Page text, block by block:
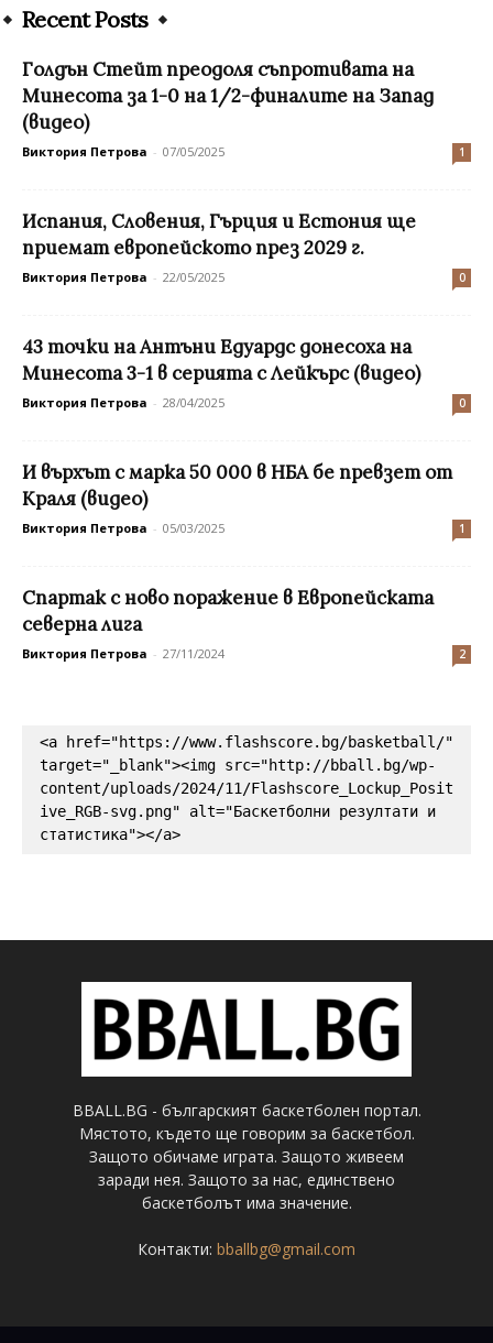
Recent Posts
Голдън Стейт преодоля съпротивата на
Минесота за 1-0 на 1/2-финалите на Запад
(видео)
Виктория Петрова - 07/05/2025 1
Испания, Словения, Гърция и Естония ще
приемат европейското през 2029 г.
Виктория Петрова - 22/05/2025 0
43 точки на Антъни Едуардс донесоха на
Минесота 3-1 в серията с Лейкърс (видео)
Виктория Петрова - 28/04/2025 0
И върхът с марка 50 000 в НБА бе превзет от
Краля (видео)
Виктория Петрова - 05/03/2025 1
Спартак с ново поражение в Европейската
северна лига
Виктория Петрова - 27/11/2024 2
<a href="https://www.flashscore.bg/basketball/"
target="_blank"><img src="http://bball.bg/wp-
content/uploads/2024/11/Flashscore_Lockup_Posit
ive_RGB-svg.png" alt="Баскетболни резултати и
статистика"></a>
BBALL.BG - българският баскетболен портал.
Мястото, където ще говорим за баскетбол.
Защото обичаме играта. Защото живеем
заради нея. Защото за нас, единствено
баскетболът има значение.
Контакти: bballbg@gmail.com